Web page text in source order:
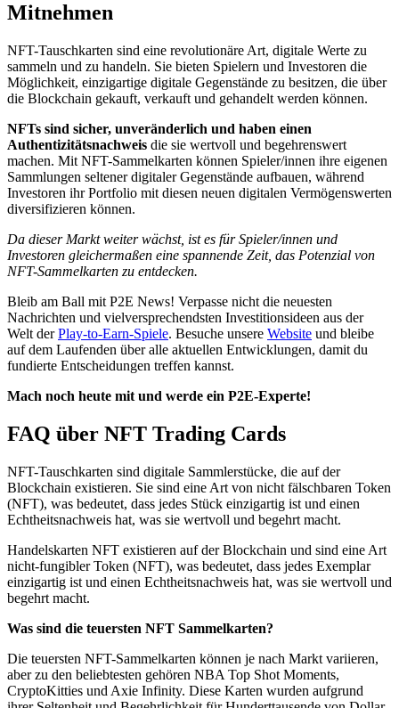
Mitnehmen
NFT-Tauschkarten sind eine revolutionäre Art, digitale Werte zu
sammeln und zu handeln. Sie bieten Spielern und Investoren die
Möglichkeit, einzigartige digitale Gegenstände zu besitzen, die über
die Blockchain gekauft, verkauft und gehandelt werden können.
NFTs sind sicher, unveränderlich und haben einen
Authentizitätsnachweis die sie wertvoll und begehrenswert
machen. Mit NFT-Sammelkarten können Spieler/innen ihre eigenen
Sammlungen seltener digitaler Gegenstände aufbauen, während
Investoren ihr Portfolio mit diesen neuen digitalen Vermögenswerten
diversifizieren können.
Da dieser Markt weiter wächst, ist es für Spieler/innen und
Investoren gleichermaßen eine spannende Zeit, das Potenzial von
NFT-Sammelkarten zu entdecken.
Bleib am Ball mit P2E News! Verpasse nicht die neuesten
Nachrichten und vielversprechendsten Investitionsideen aus der
Welt derPlay-to-Earn-Spiele. Besuche unsere Website und bleibe
auf dem Laufenden über alle aktuellen Entwicklungen, damit du
fundierte Entscheidungen treffen kannst.
Mach noch heute mit und werde ein P2E-Experte!
FAQ über NFT Trading Cards
NFT-Tauschkarten sind digitale Sammlerstücke, die auf der
Blockchain existieren. Sie sind eine Art von nicht fälschbaren Token
(NFT), was bedeutet, dass jedes Stück einzigartig ist und einen
Echtheitsnachweis hat, was sie wertvoll und begehrt macht.
Handelskarten NFT existieren auf der Blockchain und sind eine Art
nicht-fungibler Token (NFT), was bedeutet, dass jedes Exemplar
einzigartig ist und einen Echtheitsnachweis hat, was sie wertvoll und
begehrt macht.
Was sind die teuersten NFT Sammelkarten?
Die teuersten NFT-Sammelkarten können je nach Markt variieren,
aber zu den beliebtesten gehören NBA Top Shot Moments,
CryptoKitties und Axie Infinity. Diese Karten wurden aufgrund